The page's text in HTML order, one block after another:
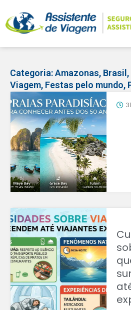
Categoria:Amazonas, Brasil ,
Viagem, Festas pelo mundo,